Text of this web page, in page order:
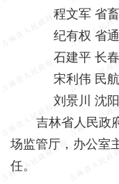
程文军 省
纪有权 省
石建平 长
宋利伟 民
刘景川
沈
吉林省人民政
场监管厅，办公室
任。